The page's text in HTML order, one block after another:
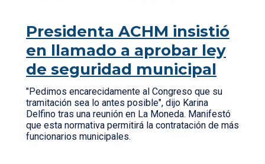
Presidenta ACHM insistió
en llamado a aprobar ley
de seguridad municipal
"Pedimos encarecidamente al Congreso que su
tramitación sea lo antes posible", dijo Karina
Delfino tras una reunión en La Moneda. Manifestó
que esta normativa permitirá la contratación de más
funcionarios municipales.